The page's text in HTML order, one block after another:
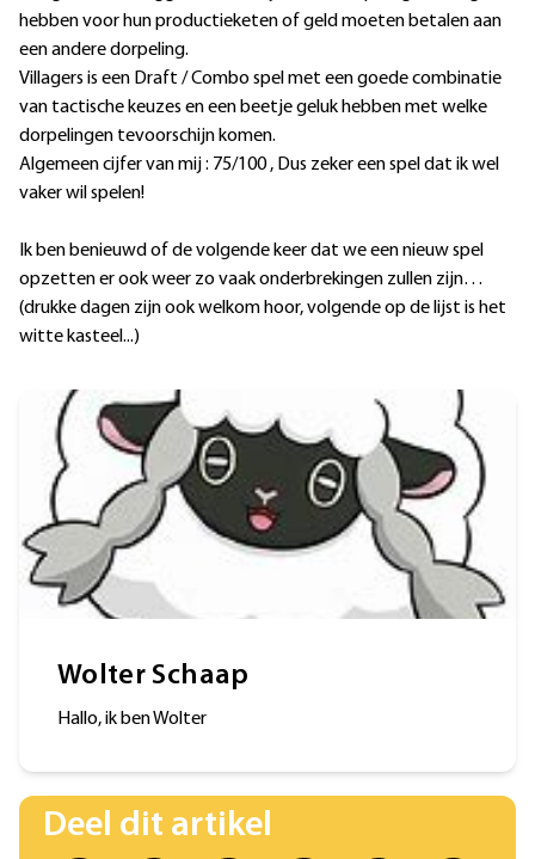
hebben voor hun productieketen of geld moeten betalen aan
een andere dorpeling.
Villagers is een Draft / Combo spel met een goede combinatie
van tactische keuzes en een beetje geluk hebben met welke
dorpelingen tevoorschijn komen.
Algemeen cijfer van mij : 75/100 , Dus zeker een spel dat ik wel
vaker wil spelen!
Ik ben benieuwd of de volgende keer dat we een nieuw spel
opzetten er ook weer zo vaak onderbrekingen zullen zijn…
(drukke dagen zijn ook welkom hoor, volgende op de lijst is het
witte kasteel...)
Wolter Schaap
Hallo, ik ben Wolter
Deel dit artikel